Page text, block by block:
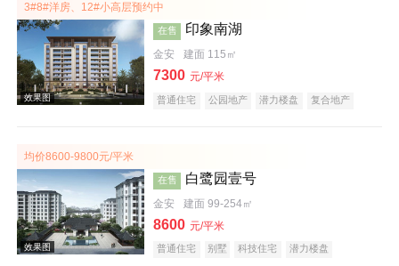
效果图
效果图
3#8#洋房、12#小高层预约中
在售 印象南湖
金安 建面 115㎡
7300 元/平米
普通住宅 公园地产 潜力楼盘
复合地产
均价8600-9800元/平米
在售 白鹭园壹号
金安 建面 99-254㎡
8600 元/平米
普通住宅 别墅 科技住宅
潜力楼盘